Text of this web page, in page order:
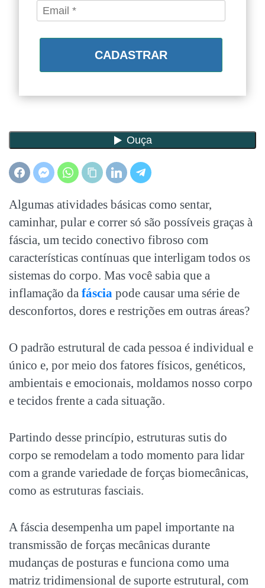
CADASTRAR
Algumas atividades básicas como sentar,
caminhar, pular e correr só são possíveis graças à
fáscia, um tecido conectivo fibroso com
características contínuas que interligam todos os
sistemas do corpo. Mas você sabia que a
inflamação da fáscia pode causar uma série de
desconfortos, dores e restrições em outras áreas?
O padrão estrutural de cada pessoa é individual e
único e, por meio dos fatores físicos, genéticos,
ambientais e emocionais, moldamos nosso corpo
e tecidos frente a cada situação.
Partindo desse princípio, estruturas sutis do
corpo se remodelam a todo momento para lidar
com a grande variedade de forças biomecânicas,
como as estruturas fasciais.
A fáscia desempenha um papel importante na
transmissão de forças mecânicas durante
mudanças de posturas e funciona como uma
matriz tridimensional de suporte estrutural, com